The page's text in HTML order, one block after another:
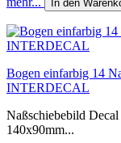
In den
Bogen einfarbig 14
INTERDECAL
Naßschiebebild
140x90mm...